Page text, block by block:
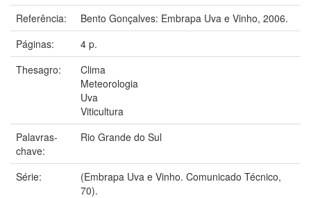
Referência:
Bento Gonçalves: Embrapa Uva e Vinho, 2006.
Páginas:
4 p.
Thesagro:
Clima
Meteorologia
Uva
Viticultura
Palavras-
chave:
Rio Grande do Sul
Série:
(Embrapa Uva e Vinho. Comunicado Técnico,
70).